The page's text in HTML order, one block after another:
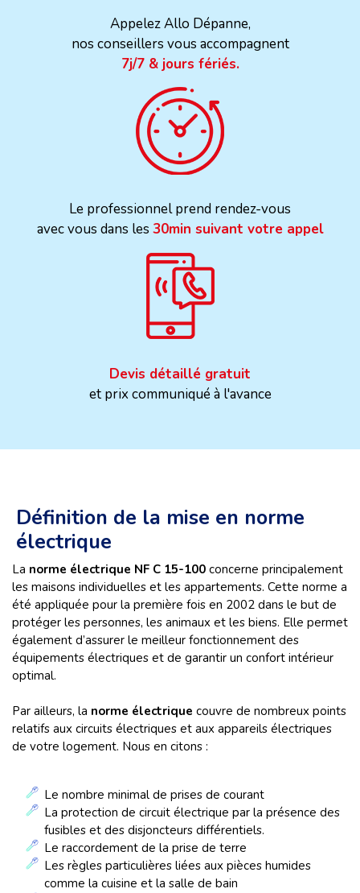
Appelez Allo Dépanne,
nos conseillers vous accompagnent
7j/7 & jours fériés.
Le professionnel prend rendez-vous
avec vous dans les 30min suivant votre appel
Devis détaillé gratuit
et prix communiqué à l'avance
Définition de la mise en norme
électrique
La norme électrique NF C 15-100 concerne principalement
les maisons individuelles et les appartements. Cette norme a
été appliquée pour la première fois en 2002 dans le but de
protéger les personnes, les animaux et les biens. Elle permet
également d’assurer le meilleur fonctionnement des
équipements électriques et de garantir un confort intérieur
optimal.
Par ailleurs, la norme électrique couvre de nombreux points
relatifs aux circuits électriques et aux appareils électriques
de votre logement. Nous en citons :
Le nombre minimal de prises de courant
La protection de circuit électrique par la présence des
fusibles et des disjoncteurs différentiels.
Le raccordement de la prise de terre
Les règles particulières liées aux pièces humides
comme la cuisine et la salle de bain